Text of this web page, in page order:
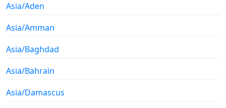
Asia/Aden
Asia/Amman
Asia/Baghdad
Asia/Bahrain
Asia/Damascus